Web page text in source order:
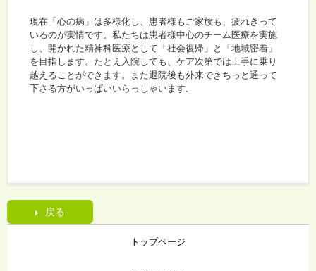
現在「心の病」は多様化し、患者様もご家族も、疲れきって
いるのが実情です。私たちは患者様中心のチーム医療を実施
し、開かれた精神科医療として「社会復帰」と「地域密着」
を目指します。たとえ入院しても、ケア次第では上手に乗り
越えることができます。また退院後も外来できちっと通って
下さる方がいっぱいいらっしゃいます.
戻る
トップページ